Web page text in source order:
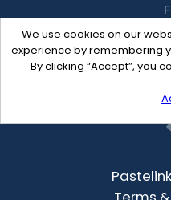
We use cookies on our
experience by remembering
By clicking “Accept”, you